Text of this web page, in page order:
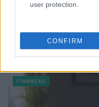
user protection.
CONFIRM
Sigue leyendo
FINANZAS